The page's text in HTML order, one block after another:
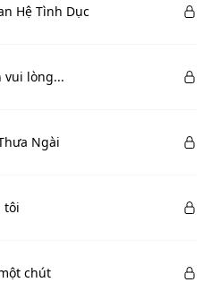
Hệ Tình Dục
vui lòng...
Ngài
tôi
chút